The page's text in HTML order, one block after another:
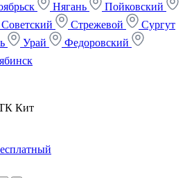
Нягань
Пойковский
Советский Стрежевой
Сургут
Урай
Федоровский
Кит